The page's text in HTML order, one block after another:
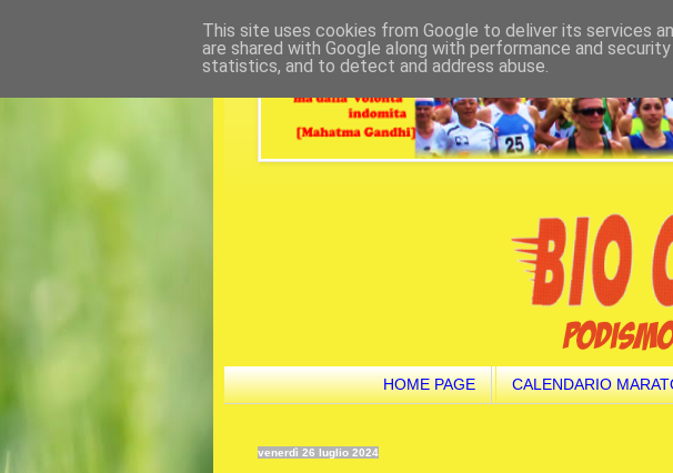
HOME PAGE CALENDARIO
venerdì 26 luglio 2024
This site uses cookies from Google to deliver its services
are shared with Google along with performance and
statistics, and to detect and address abuse.